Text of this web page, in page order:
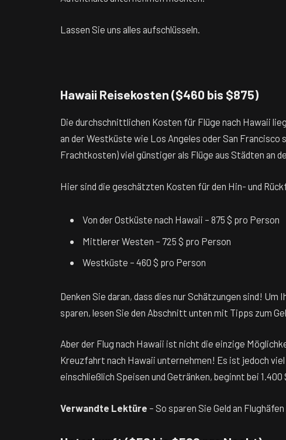
Lassen Sie uns alles aufschlüsseln.
Hawaii Reisekosten ($460 bis $875)
Die durchschnittlichen Kosten für Flüge nach Hawaii
an der Westküste wie Los Angeles oder San
Frachtkosten) viel günstiger als Flüge aus Städten an
Hier sind die geschätzten Kosten für den Hin- und
Von der Ostküste nach Hawaii – 875 $ pro Person
Mittlerer Westen – 725 $ pro Person
Westküste – 460 $ pro Person
Denken Sie daran, dass dies nur Schätzungen sind! Um
sparen, lesen Sie den Abschnitt unten mit Tipps zum
Aber der Flug nach Hawaii ist nicht die einzige
Kreuzfahrt nach Hawaii unternehmen! Es ist jedoch
einschließlich Speisen und Getränken, beginnt bei 1.400
Verwandte Lektüre – So sparen Sie Geld an Flughäfen